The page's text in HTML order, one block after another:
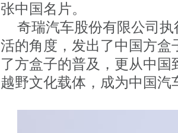
张中国名片。
奇瑞汽车股份有限公司
活的角度，发出了中国方盒
了方盒子的普及，更从中
越野文化载体，成为中国汽